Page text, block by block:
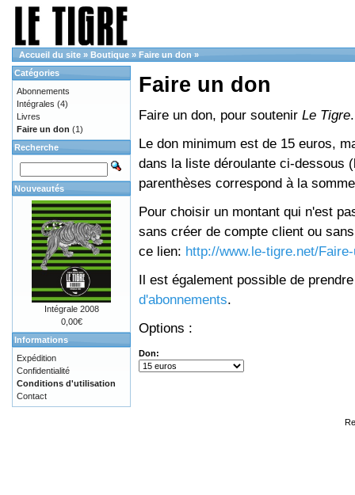
Accueil du site » Boutique » Faire un don »
Faire un don
Faire un don, pour soutenir Le Tigre.
Le don minimum est de 15 euros,
dans la liste déroulante ci-dessous
parenthèses correspond à la
Pour choisir un montant qui n'est
sans créer de compte client ou
ce lien: http://www.le-tigre.net/
Il est également possible de
d'abonnements.
Options :
Don:
Catégories
Abonnements
Intégrales (4)
Livres
Faire un don (1)
Recherche
Nouveautés
Intégrale 2008
0,00€
Informations
Expédition
Confidentialité
Conditions d'utilisation
Contact